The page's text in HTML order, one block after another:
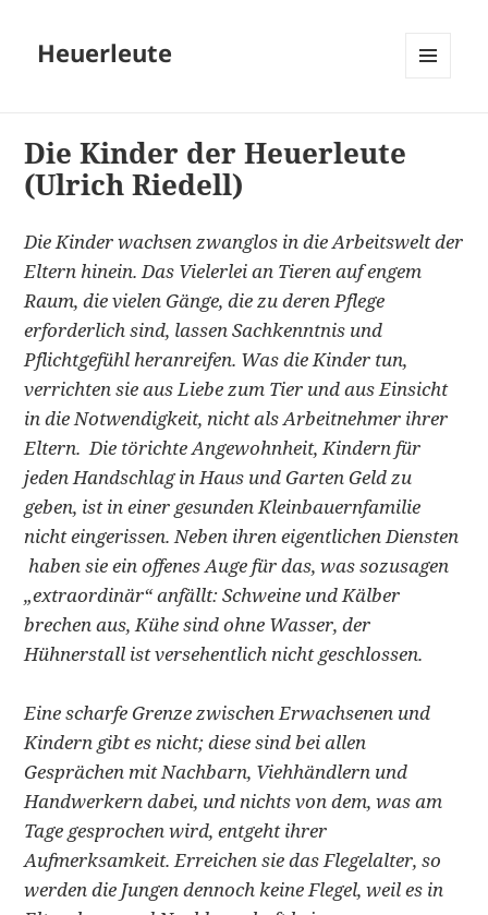
Heuerleute
Die Kinder der Heuerleute
(Ulrich Riedell)
Die Kinder wachsen zwanglos in die Arbeitswelt der
Eltern hinein. Das Vielerlei an Tieren auf engem
Raum, die vielen Gänge, die zu deren Pflege
erforderlich sind, lassen Sachkenntnis und
Pflichtgefühl heranreifen. Was die Kinder tun,
verrichten sie aus Liebe zum Tier und aus Einsicht
in die Notwendigkeit, nicht als Arbeitnehmer ihrer
Eltern. Die törichte Angewohnheit, Kindern für
jeden Handschlag in Haus und Garten Geld zu
geben, ist in einer gesunden Kleinbauernfamilie
nicht eingerissen. Neben ihren eigentlichen Diensten
haben sie ein offenes Auge für das, was sozusagen
„extraordinär“ anfällt: Schweine und Kälber
brechen aus, Kühe sind ohne Wasser, der
Hühnerstall ist versehentlich nicht geschlossen.
Eine scharfe Grenze zwischen Erwachsenen und
Kindern gibt es nicht; diese sind bei allen
Gesprächen mit Nachbarn, Viehhändlern und
Handwerkern dabei, und nichts von dem, was am
Tage gesprochen wird, entgeht ihrer
Aufmerksamkeit. Erreichen sie das Flegelalter, so
werden die Jungen dennoch keine Flegel, weil es in